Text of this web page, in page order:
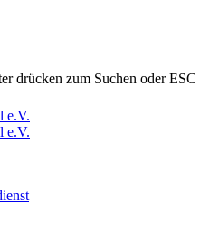
drücken zum Suchen oder ESC